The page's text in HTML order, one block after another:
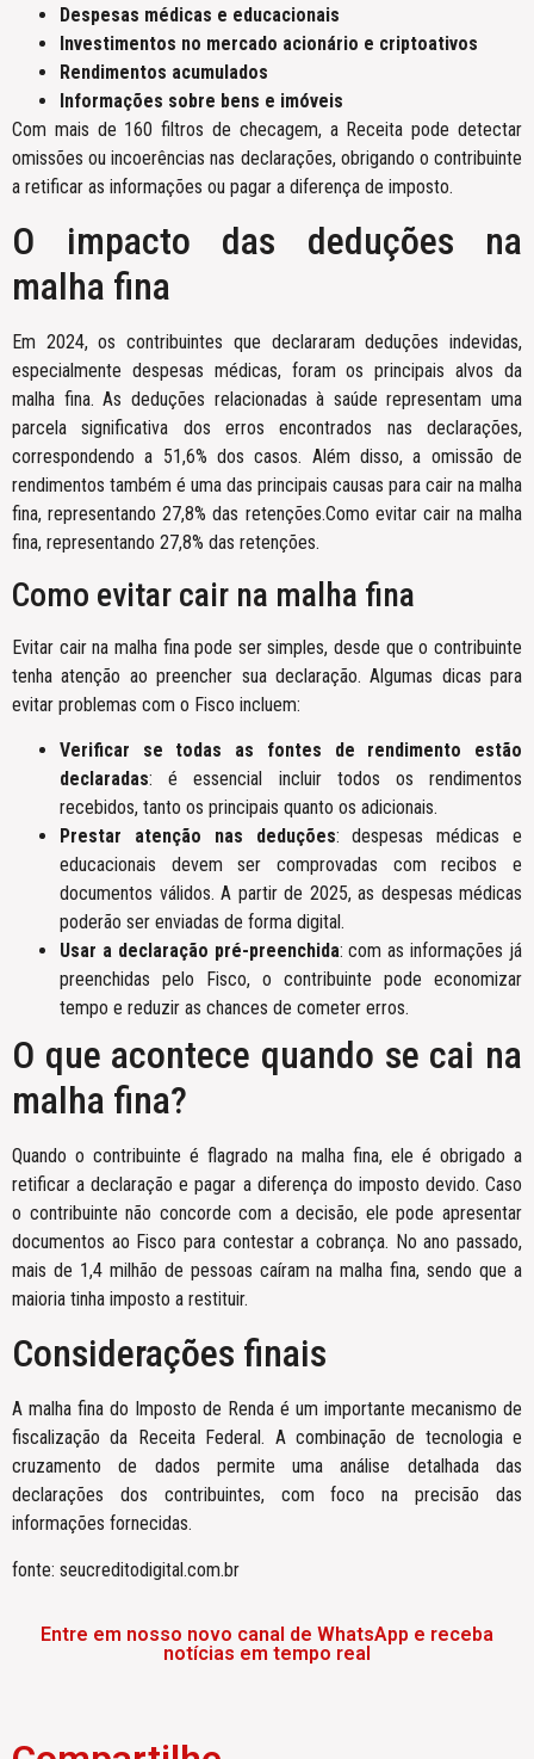
Despesas médicas e educacionais
Investimentos no mercado acionário e criptoativos
Rendimentos acumulados
Informações sobre bens e imóveis
Com mais de 160 filtros de checagem, a Receita pode detectar
omissões ou incoerências nas declarações, obrigando o contribuinte
a retificar as informações ou pagar a diferença de imposto.
O impacto das deduções na
malha fina
Em 2024, os contribuintes que declararam deduções indevidas,
especialmente despesas médicas, foram os principais alvos da
malha fina. As deduções relacionadas à saúde representam uma
parcela significativa dos erros encontrados nas declarações,
correspondendo a 51,6% dos casos. Além disso, a omissão de
rendimentos também é uma das principais causas para cair na malha
fina, representando 27,8% das retenções.Como evitar cair na malha
fina, representando 27,8% das retenções.
Como evitar cair na malha fina
Evitar cair na malha fina pode ser simples, desde que o contribuinte
tenha atenção ao preencher sua declaração. Algumas dicas para
evitar problemas com o Fisco incluem:
Verificar se todas as fontes de rendimento estão
declaradas: é essencial incluir todos os rendimentos
recebidos, tanto os principais quanto os adicionais.
Prestar atenção nas deduções: despesas médicas e
educacionais devem ser comprovadas com recibos e
documentos válidos. A partir de 2025, as despesas médicas
poderão ser enviadas de forma digital.
Usar a declaração pré-preenchida: com as informações já
preenchidas pelo Fisco, o contribuinte pode economizar
tempo e reduzir as chances de cometer erros.
O que acontece quando se cai na
malha fina?
Quando o contribuinte é flagrado na malha fina, ele é obrigado a
retificar a declaração e pagar a diferença do imposto devido. Caso
o contribuinte não concorde com a decisão, ele pode apresentar
documentos ao Fisco para contestar a cobrança. No ano passado,
mais de 1,4 milhão de pessoas caíram na malha fina, sendo que a
maioria tinha imposto a restituir.
Considerações finais
A malha fina do Imposto de Renda é um importante mecanismo de
fiscalização da Receita Federal. A combinação de tecnologia e
cruzamento de dados permite uma análise detalhada das
declarações dos contribuintes, com foco na precisão das
informações fornecidas.
fonte: seucreditodigital.com.br
Entre em nosso novo canal de WhatsApp e receba
notícias em tempo real